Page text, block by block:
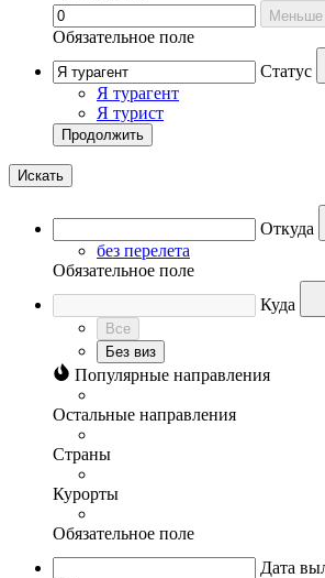
Меньше
Обязательное поле
Статус
Я турагент
Я турист
Продолжить
Искать
Откуда
без перелета
Обязательное поле
Куда
Все
Без виз
Популярные направления
Остальные направления
Страны
Курорты
Обязательное поле
Дата